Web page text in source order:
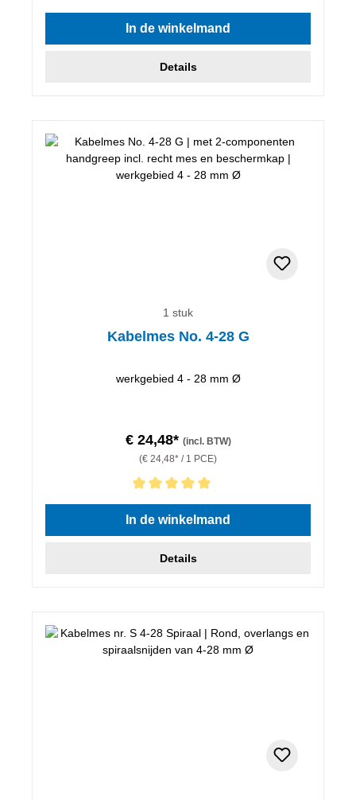
In de winkelmand
Details
1 stuk
Kabelmes No. 4-28 G
werkgebied 4 - 28 mm Ø
€ 24,48* (incl. BTW)
(€ 24,48* / 1 PCE)
Gemiddelde waardering van 5 van 5 sterren
In de winkelmand
Details